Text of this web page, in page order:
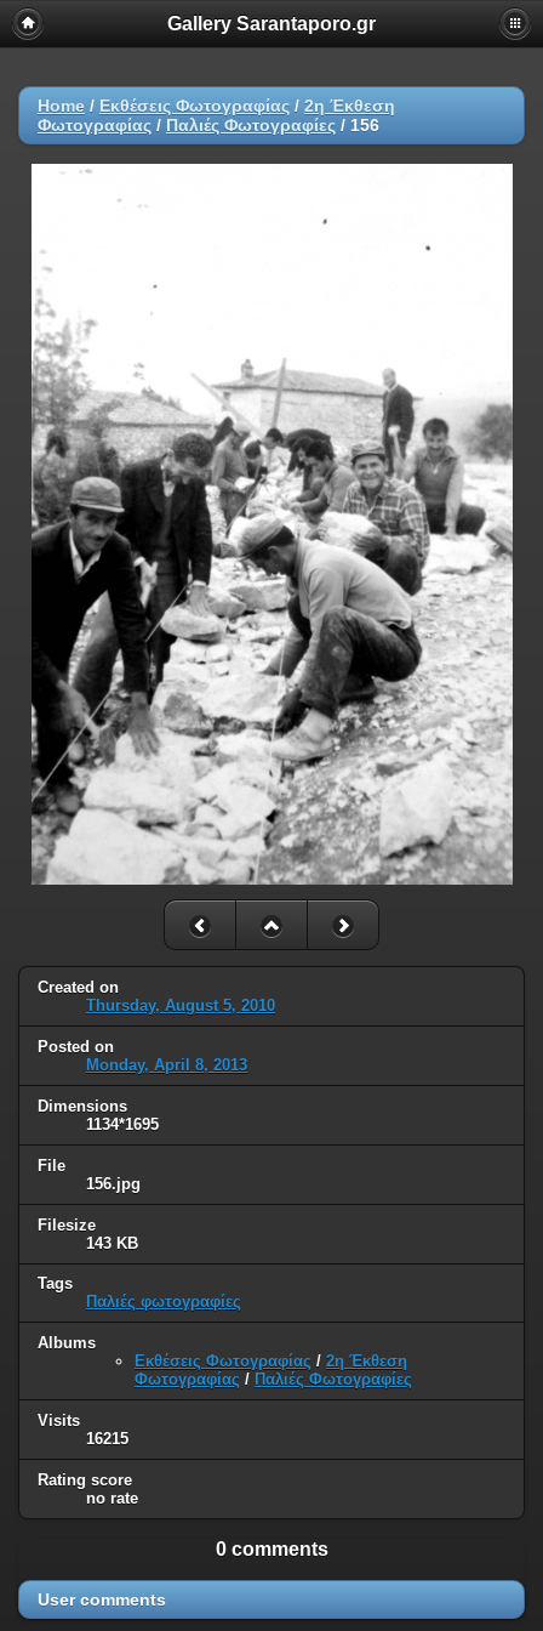
Gallery Sarantaporo.gr
Home / Εκθέσεις Φωτογραφίας / 2η Έκθεση
Φωτογραφίας / Παλιές Φωτογραφίες / 156
Created on
Thursday, August 5, 2010
Posted on
Monday, April 8, 2013
Dimensions
1134*1695
File
156.jpg
Filesize
143 KB
Tags
Παλιές φωτογραφίες
Albums
Εκθέσεις Φωτογραφίας / 2η Έκθεση
Φωτογραφίας / Παλιές Φωτογραφίες
Visits
16215
Rating score
no rate
0 comments
User comments